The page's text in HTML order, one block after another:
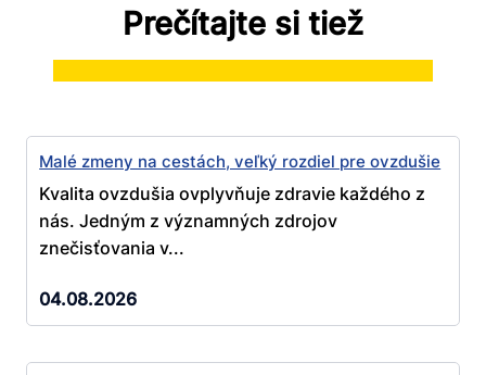
Prečítajte si tiež
Malé zmeny na cestách, veľký rozdiel pre ovzdušie
Kvalita ovzdušia ovplyvňuje zdravie každého z
nás. Jedným z významných zdrojov
znečisťovania v...
04.08.2026